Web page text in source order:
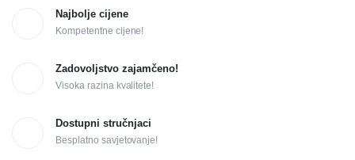
Najbolje cijene
Kompetentne cijene!
Zadovoljstvo zajamčeno!
Visoka razina kvalitete!
Dostupni stručnjaci
Besplatno savjetovanje!